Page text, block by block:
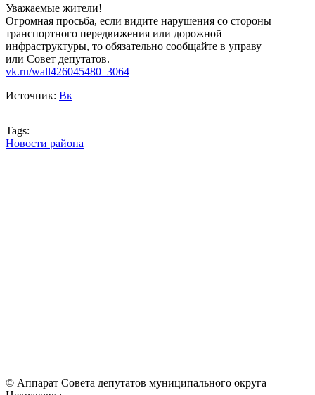
Уважаемые жители!
Огромная просьба, если видите нарушения со стороны
транспортного передвижения или дорожной
инфраструктуры, то обязательно сообщайте в управу
или Совет депутатов.
vk.ru/wall426045480_3064
Источник: Вк
Tags:
Новости района
© Аппарат Совета депутатов муниципального округа